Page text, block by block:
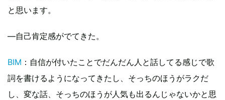
と思います。
―自己肯定感がでてきた。
BIM ：自信が付いたことでだんだん人と話してる感じで歌
詞を書けるようになってきたし、そっちのほうがラクだ
し、変な話、そっちのほうが人気も出るんじゃないかと思